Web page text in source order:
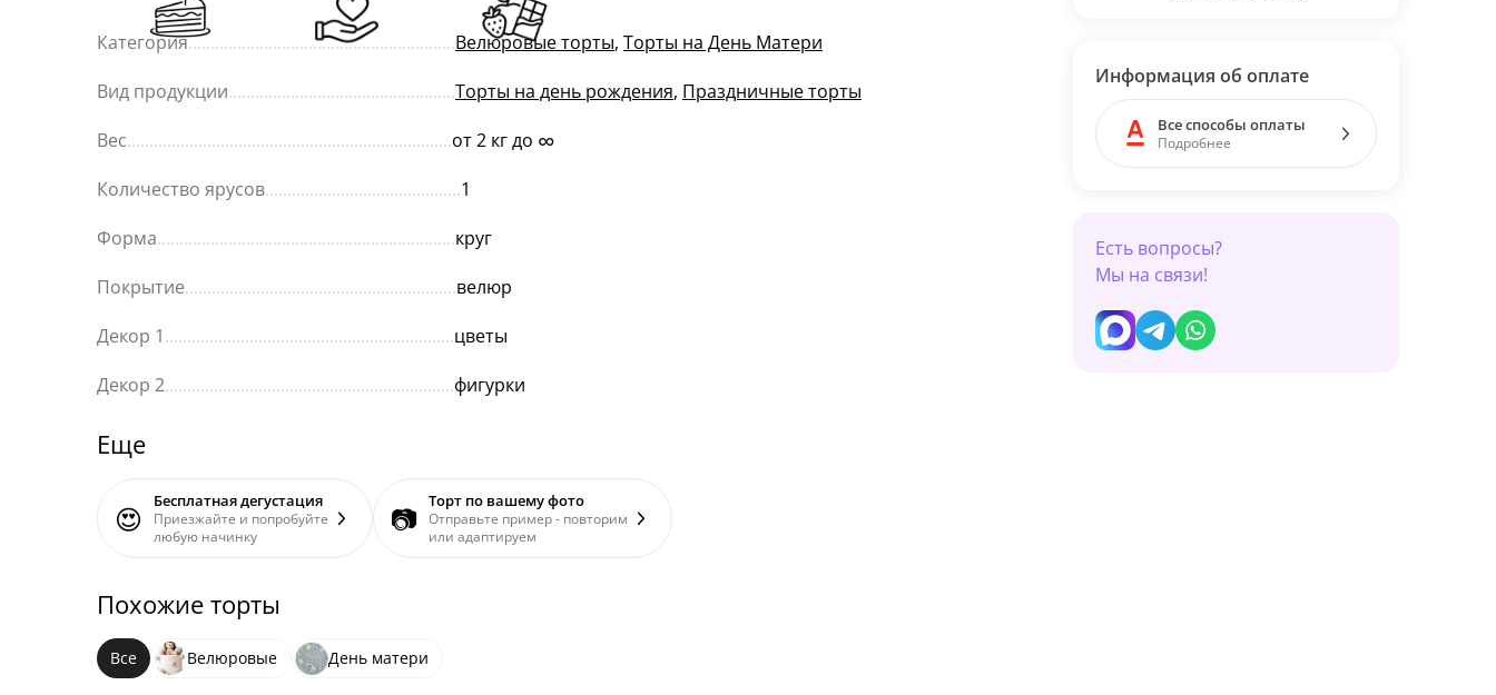
Информация об оплате
Все способы оплаты
Подробнее
Есть вопросы?
Мы на связи!
Категория............................................................Велюровые торты, Торты на День Матери
Вид продукции...................................................Торты на день рождения, Праздничные торты
Вес.........................................................................от 2 кг до ∞
Количество ярусов............................................1
Форма...................................................................круг
Покрытие.............................................................велюр
Декор 1.................................................................цветы
Декор 2.................................................................фигурки
Еще
😍 Бесплатная дегустация
Приезжайте и попробуйте
любую начинку
📷 Торт по вашему фото
Отправьте пример - повторим
или адаптируем
Похожие торты
Все Велюровые День матери